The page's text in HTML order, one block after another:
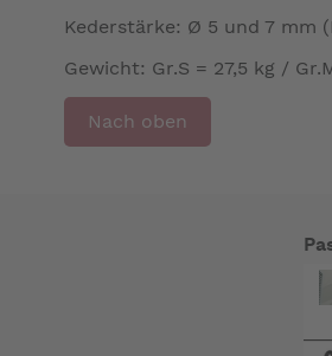
Kederstärke: Ø 5 und 7 mm
Gewicht: Gr.S = 27,5 kg /
Nach oben